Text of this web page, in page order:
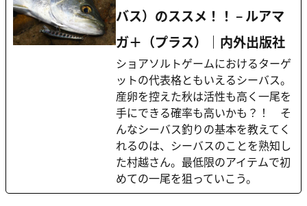
バス）のススメ！！ – ルアマ
ガ＋（プラス）｜内外出版社
ショアソルトゲームにおけるターゲ
ットの代表格ともいえるシーバス。
産卵を控えた秋は活性も高く一尾を
手にできる確率も高いかも？！ そ
んなシーバス釣りの基本を教えてく
れるのは、シーバスのことを熟知し
た村越さん。最低限のアイテムで初
めての一尾を狙っていこう。